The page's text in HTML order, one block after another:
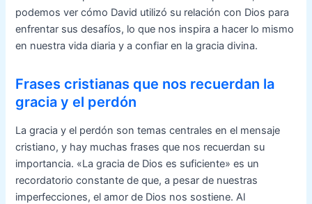
podemos ver cómo David utilizó su relación con Dios para
enfrentar sus desafíos, lo que nos inspira a hacer lo mismo
en nuestra vida diaria y a confiar en la gracia divina.
Frases cristianas que nos recuerdan la
gracia y el perdón
La gracia y el perdón son temas centrales en el mensaje
cristiano, y hay muchas frases que nos recuerdan su
importancia. «La gracia de Dios es suficiente» es un
recordatorio constante de que, a pesar de nuestras
imperfecciones, el amor de Dios nos sostiene. Al